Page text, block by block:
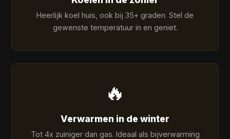
Heerlijk koel huis, ook bij 35+ graden. Stel de
gewenste temperatuur in en geniet.
🔥
Verwarmen in de winter
Tot 4x zuiniger dan gas. Ideaal als bijverwarming